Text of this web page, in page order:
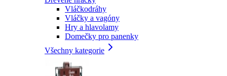
Vláčkodráhy
Vláčky a vagóny
Hry a hlavolamy
Domečky pro panenky
Všechny kategorie